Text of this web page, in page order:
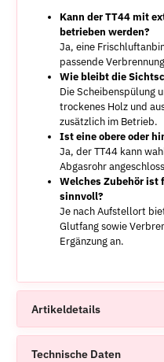
Kann der TT44 mit
betrieben werden?
Ja, eine
passende
Wie bleibt die
Die Scheibenspülung
trockenes Holz und
zusätzlich im Betrieb.
Ist eine obere oder
Ja, der TT44 kann
Abgasrohr
Welches Zubehör ist
sinnvoll?
Je nach Aufstellort
Glutfang sowie
Ergänzung an.
Artikeldetails
Technische Daten